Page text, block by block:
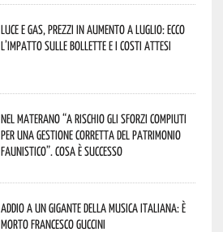
Luce e gas, prezzi in aumento a luglio: ecco
l’impatto sulle bollette e i costi attesi
Nel materano “a rischio gli sforzi compiuti
per una gestione corretta del patrimonio
faunistico”. Cosa è successo
Addio a un gigante della musica italiana: è
morto Francesco Guccini